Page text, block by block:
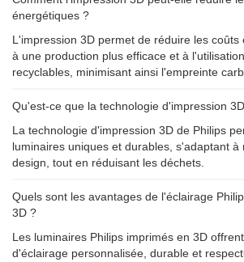
énergétiques ?
L'impression 3D permet de réduire les coûts
à une production plus efficace et à
recyclables, minimisant ainsi l'empreinte
Qu'est-ce que la technologie d'impression
La technologie d'impression 3D de Philips
luminaires uniques et durables, s'adaptant à
design, tout en réduisant les déchets.
Quels sont les avantages de l'éclairage
3D ?
Les luminaires Philips imprimés en 3D
d'éclairage personnalisée, durable et